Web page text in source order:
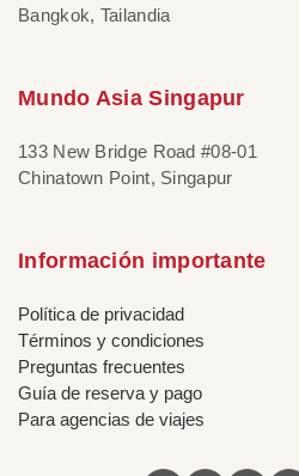
Bangkok, Tailandia
Mundo Asia Singapur
133 New Bridge Road #08-01
Chinatown Point, Singapur
Información importante
Política de privacidad
Términos y condiciones
Preguntas frecuentes
Guía de reserva y pago
Para agencias de viajes